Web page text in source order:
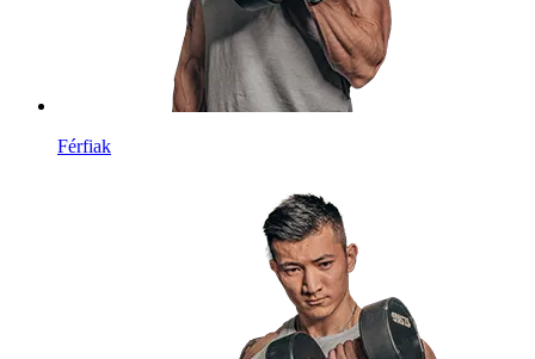
Férfiak